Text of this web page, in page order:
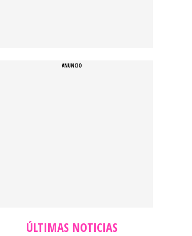
ÚLTIMAS NOTICIAS